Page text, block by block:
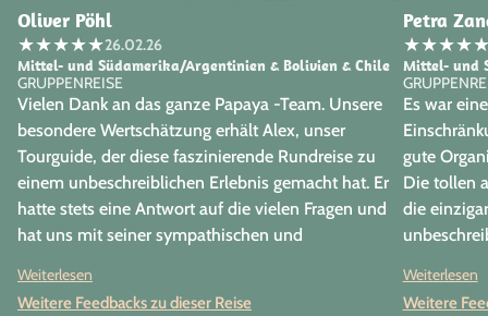
Oliver Pöhl
★★★★★26.02.26
Mittel- und Südamerika/Argentinien & Bolivien & Chile
GRUPPENREISE
Vielen Dank an das ganze Papaya -Team. Unsere
besondere Wertschätzung erhält Alex, unser
Tourguide, der diese faszinierende Rundreise zu
einem unbeschreiblichen Erlebnis gemacht hat. Er
hatte stets eine Antwort auf die vielen Fragen und
hat uns mit seiner sympathischen und
sehr lang, dafür konnten wir täglich viele Highlights
Weiterlesen
Weitere Feedbacks zu dieser Reise
Petra
★★★★
Mittel- und
Es war
gute
Die tollen
die
und
Weiterlesen
Weitere